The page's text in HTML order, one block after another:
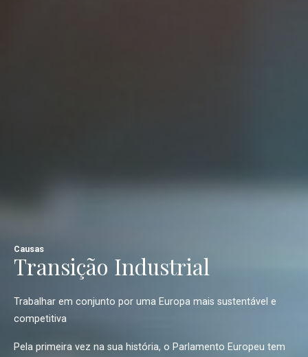
Causas
Transição Industrial
Trabalhar em conjunto por uma Europa mais sustentável e
competitiva
Pela primeira vez na sua história, o Parlamento Europeu tem